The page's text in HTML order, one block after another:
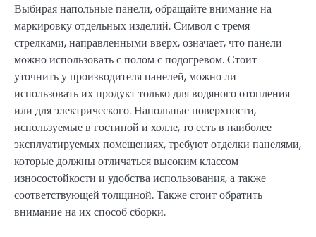
Выбирая напольные панели, обращайте внимание на
маркировку отдельных изделий. Символ с тремя
стрелками, направленными вверх, означает, что панели
можно использовать с полом с подогревом. Стоит
уточнить у производителя панелей, можно ли
использовать их продукт только для водяного отопления
или для электрического. Напольные поверхности,
используемые в гостиной и холле, то есть в наиболее
эксплуатируемых помещениях, требуют отделки панелями,
которые должны отличаться высоким классом
износостойкости и удобства использования, а также
соответствующей толщиной. Также стоит обратить
внимание на их способ сборки.